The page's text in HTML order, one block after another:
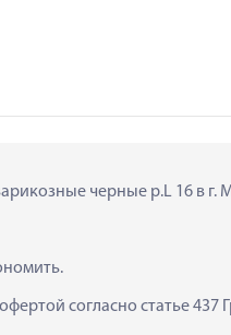
черные р.L 16 в г.
согласно статье 437